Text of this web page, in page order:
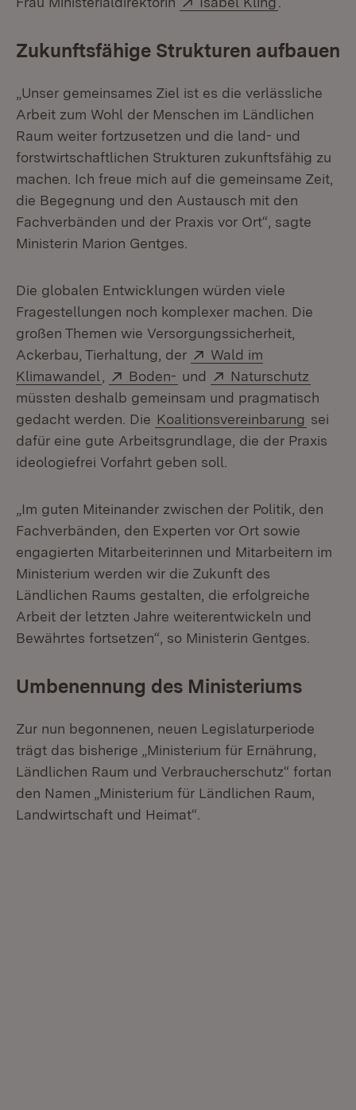
Zukunftsfähige Strukturen aufbauen
„Unser gemeinsames Ziel ist es die verlässliche
Arbeit zum Wohl der Menschen im Ländlichen
Raum weiter fortzusetzen und die land- und
forstwirtschaftlichen Strukturen zukunftsfähig zu
machen. Ich freue mich auf die gemeinsame Zeit,
die Begegnung und den Austausch mit den
Fachverbänden und der Praxis vor Ort“, sagte
Ministerin Marion Gentges.
Die globalen Entwicklungen würden viele
Fragestellungen noch komplexer machen. Die
großen Themen wie Versorgungssicherheit,
Ackerbau, Tierhaltung, der
Extern:
Wald im
Klimawandel (Öffnet in neuem Fenster)
Extern:
Boden- (Öffnet in neuem Fenster)
und Extern:
Naturschutz
müssten deshalb gemeinsam und pragmatisch
gedacht werden. Die Koalitionsvereinbarung sei
dafür eine gute Arbeitsgrundlage, die der Praxis
ideologiefrei Vorfahrt geben soll.
„Im guten Miteinander zwischen der Politik, den
Fachverbänden, den Experten vor Ort sowie
engagierten Mitarbeiterinnen und Mitarbeitern im
Ministerium werden wir die Zukunft des
Ländlichen Raums gestalten, die erfolgreiche
Arbeit der letzten Jahre weiterentwickeln und
Bewährtes fortsetzen“, so Ministerin Gentges.
Umbenennung des Ministeriums
Zur nun begonnenen, neuen Legislaturperiode
trägt das bisherige „Ministerium für Ernährung,
Ländlichen Raum und Verbraucherschutz“ fortan
den Namen „Ministerium für Ländlichen Raum,
Landwirtschaft und Heimat“.